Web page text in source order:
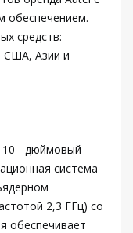
средств:
США, Азии и
10 - дюймовый
система
2,3 ГГц) со
обеспечивает